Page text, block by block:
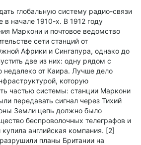
глобальную систему радио-связи
в начале 1910-х. В 1912 году
Маркони и почтовое ведомство
сети станций от
Африки и Сингапура, однако до
две из них: одну рядом с
от Каира. Лучше дело
которую
частью системы: станции Маркони
передавать сигнал через Тихий
Земли цепь должно было
беспроволочных телеграфов и
английская компания. [2]
планы Британии на